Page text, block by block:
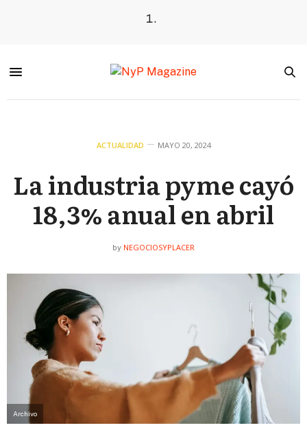
ACTUALIDAD MAYO 20, 2024
La industria pyme cayó
18,3% anual en abril
by NEGOCIOSYPLACER
Archivo